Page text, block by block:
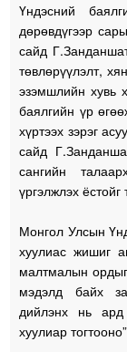
Үндэсний
дөрөвдүгээр
сайд
төвлөрүүлэлт,
эзэмшлийн хувь
баялгийн үр
хүртээх зэрэг
сайд
сангийн
үргэлжлэх ёстойг
Монгол Улсын
хуулиас жишиг
малтмалын
мэдэлд байх
дийлэнх нь
хуулиар